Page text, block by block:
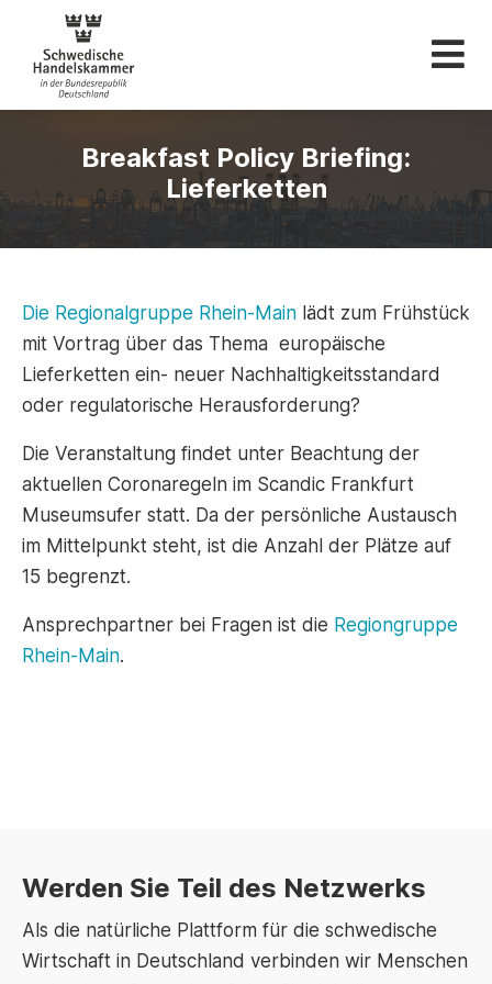
Schwedische
Breakfast Policy Briefing:
Lieferketten
Die Regionalgruppe Rhein-Main lädt zum Frühstück
mit Vortrag über das Thema europäische
Lieferketten ein- neuer Nachhaltigkeitsstandard
oder regulatorische Herausforderung?
Die Veranstaltung findet unter Beachtung der
aktuellen Coronaregeln im Scandic Frankfurt
Museumsufer statt. Da der persönliche Austausch
im Mittelpunkt steht, ist die Anzahl der Plätze auf
15 begrenzt.
Ansprechpartner bei Fragen ist die Regiongruppe
Rhein-Main.
Werden Sie Teil des Netzwerks
Als die natürliche Plattform für die schwedische
Wirtschaft in Deutschland verbinden wir Menschen